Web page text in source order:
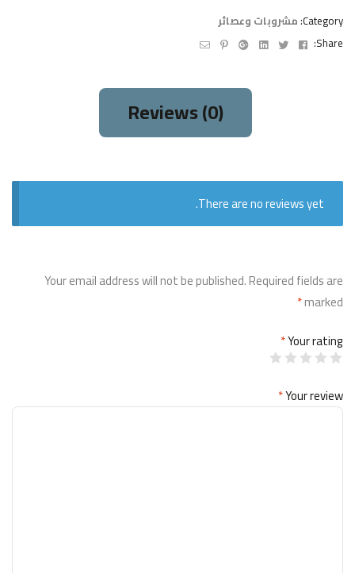
Category: مشروبات وعصائر
Share:
Facebook
Twitter
Linkedin
Google+
Pinterest
Email
Reviews (0)
There are no reviews yet.
Your email address will not be published.Required fields are
marked
*
Your rating
*
Your review
*